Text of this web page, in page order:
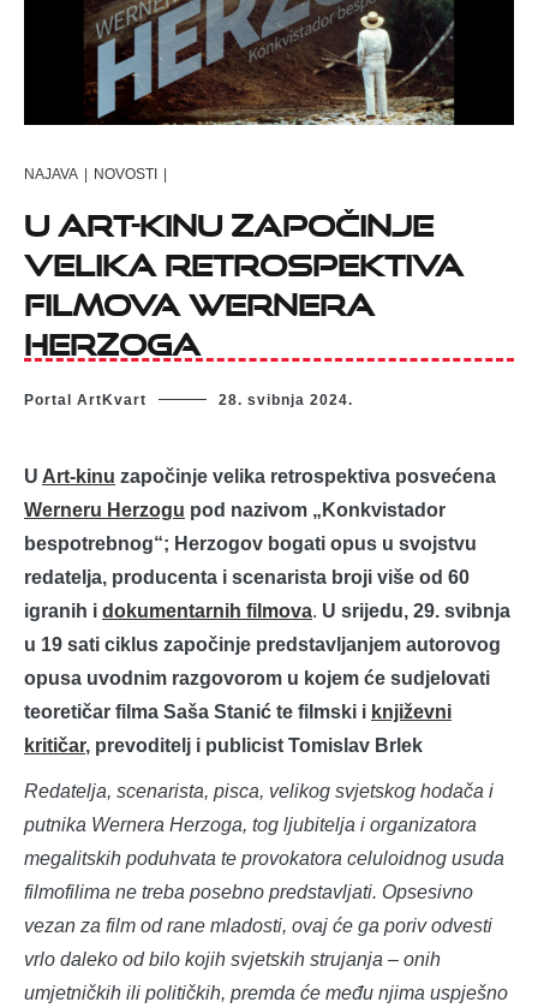
NAJAVA | NOVOSTI |
U Art-kinu započinje
velika retrospektiva
filmova Wernera
Herzoga
Portal ArtKvart 28. svibnja 2024.
U Art-kinu započinje velika retrospektiva posvećena
Werneru Herzogu pod nazivom „Konkvistador
bespotrebnog“; Herzogov bogati opus u svojstvu
redatelja, producenta i scenarista broji više od 60
igranih i dokumentarnih filmova. U srijedu, 29. svibnja
u 19 sati ciklus započinje predstavljanjem autorovog
opusa uvodnim razgovorom u kojem će sudjelovati
teoretičar filma Saša Stanić te filmski i književni
kritičar, prevoditelj i publicist Tomislav Brlek
Redatelja, scenarista, pisca, velikog svjetskog hodača i
putnika Wernera Herzoga, tog ljubitelja i organizatora
megalitskih poduhvata te provokatora celuloidnog usuda
filmofilima ne treba posebno predstavljati. Opsesivno
vezan za film od rane mladosti, ovaj će ga poriv odvesti
vrlo daleko od bilo kojih svjetskih strujanja – onih
umjetničkih ili političkih, premda će među njima uspješno